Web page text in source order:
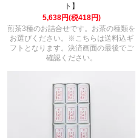
ト】
5,638円(税418円)
煎茶3種のお詰合せです。お茶の種類を
お選びください。※こちらは送料込ギ
フトとなります。決済画面の最後でご
確認ください。